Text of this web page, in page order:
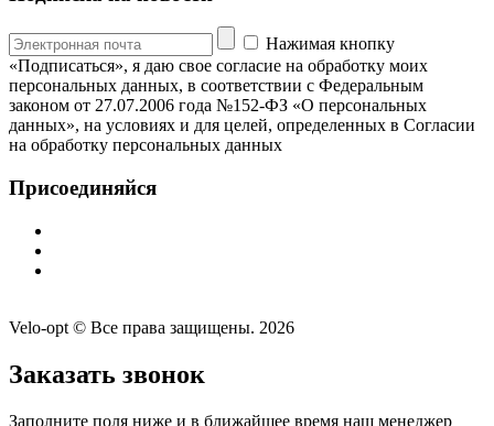
Нажимая кнопку
«Подписаться», я даю свое согласие на обработку моих
персональных данных, в соответствии с Федеральным
законом от 27.07.2006 года №152-ФЗ «О персональных
данных», на условиях и для целей, определенных в Согласии
на обработку персональных данных
Присоединяйся
Velo-opt © Все права защищены. 2026
Заказать звонок
Заполните поля ниже и в ближайшее время наш менеджер